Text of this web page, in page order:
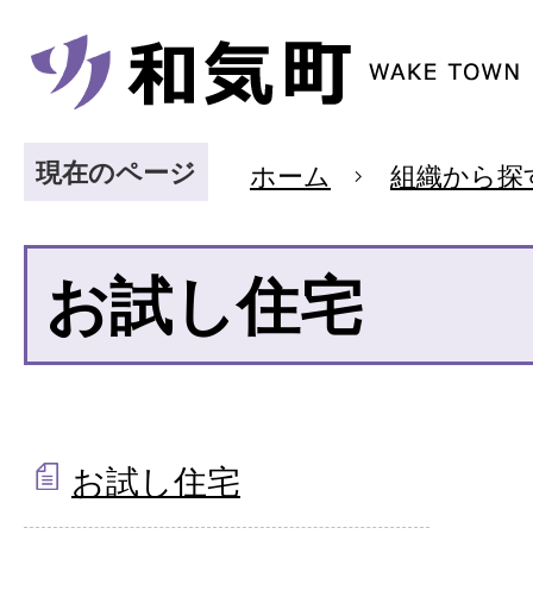
現在のページ ホーム 組織から探
お試し住宅
お試し住宅